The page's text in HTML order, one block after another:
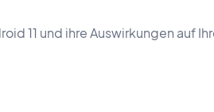
11 und ihre Auswirkungen auf